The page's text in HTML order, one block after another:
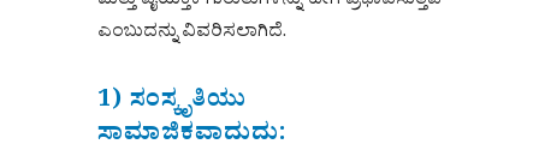
ಎಂಬುದನ್ನು ವಿವರಿಸಲಾಗಿದೆ.
1) ಸಂಸ್ಕೃತಿಯು
ಸಾಮಾಜಿಕವಾದುದು: